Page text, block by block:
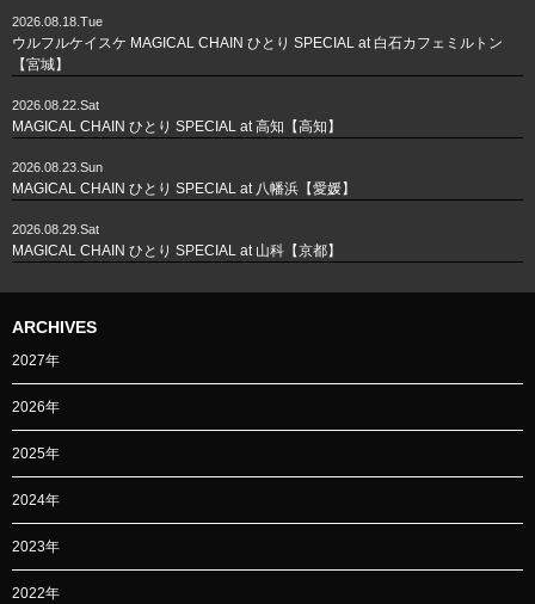
2026.08.18.Tue
ウルフルケイスケ MAGICAL CHAIN ひとり SPECIAL at 白石カフェミルトン
【宮城】
2026.08.22.Sat
MAGICAL CHAIN ひとり SPECIAL at 高知【高知】
2026.08.23.Sun
MAGICAL CHAIN ひとり SPECIAL at 八幡浜【愛媛】
2026.08.29.Sat
MAGICAL CHAIN ひとり SPECIAL at 山科【京都】
ARCHIVES
2027年
2026年
2025年
2024年
2023年
2022年